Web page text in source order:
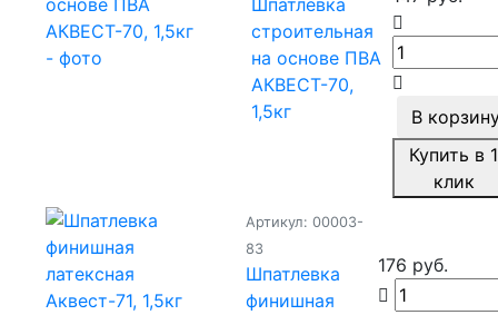
Шпатлевка
строительная
на основе ПВА
АКВЕСТ-70,
1,5кг
В
Купить в 1
клик
Артикул: 00003-
83
Шпатлевка
финишная
176 руб.